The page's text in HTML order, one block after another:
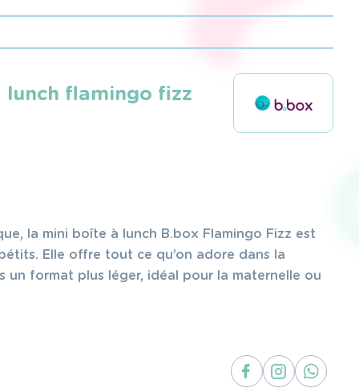
flamingo fizz
la mini boîte à lunch B.box Flamingo Fizz est
Elle offre tout ce qu’on adore dans la
un format plus léger, idéal pour la maternelle ou